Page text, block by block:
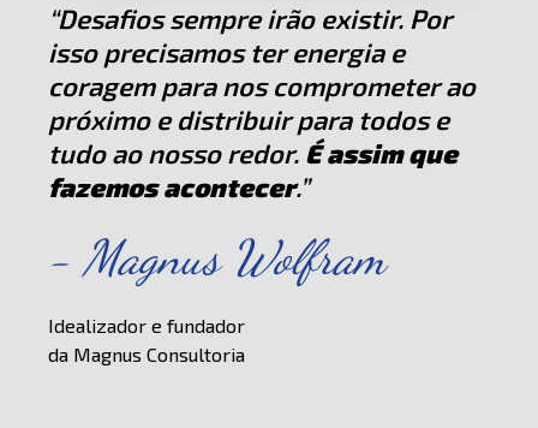
“Desafios sempre irão existir. Por
isso precisamos ter energia e
coragem para nos comprometer ao
próximo e distribuir para todos e
tudo ao nosso redor. É assim que
fazemos acontecer.”
- Magnus Wolfram
Idealizador e fundador
da Magnus Consultoria